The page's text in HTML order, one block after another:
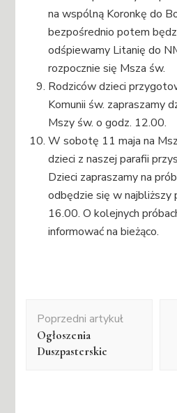
na wspólną Koronkę do
bezpośrednio potem
odśpiewamy Litanię do
rozpocznie się Msza św.
Rodziców dzieci
Komunii św. zapraszamy
Mszy św. o godz. 12.00.
W sobotę 11 maja na
dzieci z naszej parafii
Dzieci zapraszamy na
odbędzie się w najbliższy
16.00. O kolejnych
informować na bieżąco.
wpisu
Poprzedni artykuł
Ogłoszenia
Duszpasterskie